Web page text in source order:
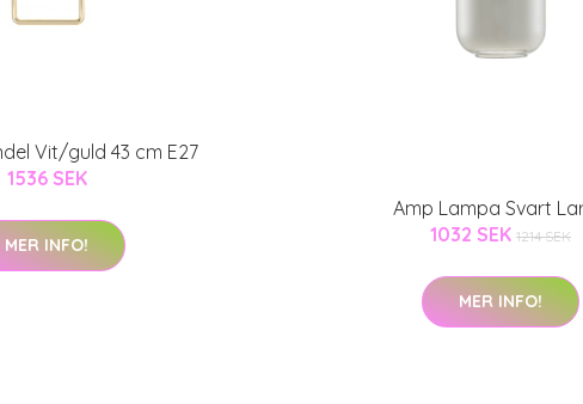
Vit/guld 43 cm E27
1536 SEK
MER INFO!
Amp Lampa Svart
1032 SEK 1214 SEK
MER INFO!